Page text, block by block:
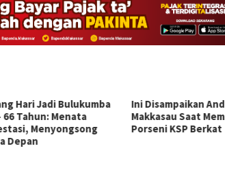
Andi
Saat Membuka
KSP Berkat